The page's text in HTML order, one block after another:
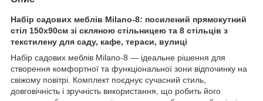
Набір садових меблів Milano-8: посилений прямокутний
стіл 150х90см зі скляною стільницею та 8 стільців з
текстилену для саду, кафе, тераси, вулиці
Набір садових меблів Milano-8 — ідеальне рішення для
створення комфортної та функціональної зони відпочинку на
свіжому повітрі. Комплект поєднує сучасний стиль,
довговічність і зручність використання, що робить його